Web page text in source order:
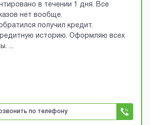
в течении 1 дня. Все
нет вообще.
получил кредит.
историю. Оформляю всех
...
по телефону